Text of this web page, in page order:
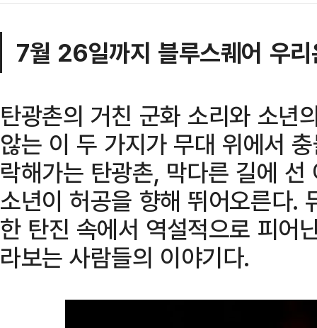
7월 26일까지 블루스퀘어 우리
탄광촌의 거친 군화 소리와 소년
않는 이 두 가지가 무대 위에서
락해가는 탄광촌, 막다른 길에
소년이 허공을 향해 뛰어오른다.
한 탄진 속에서 역설적으로 피어
라보는 사람들의 이야기다.